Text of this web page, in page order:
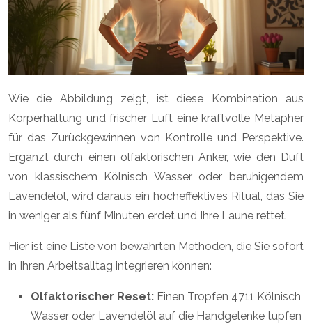
Wie die Abbildung zeigt, ist diese Kombination aus
Körperhaltung und frischer Luft eine kraftvolle Metapher
für das Zurückgewinnen von Kontrolle und Perspektive.
Ergänzt durch einen olfaktorischen Anker, wie den Duft
von klassischem Kölnisch Wasser oder beruhigendem
Lavendelöl, wird daraus ein hocheffektives Ritual, das Sie
in weniger als fünf Minuten erdet und Ihre Laune rettet.
Hier ist eine Liste von bewährten Methoden, die Sie sofort
in Ihren Arbeitsalltag integrieren können:
Olfaktorischer Reset: Einen Tropfen 4711 Kölnisch
Wasser oder Lavendelöl auf die Handgelenke tupfen